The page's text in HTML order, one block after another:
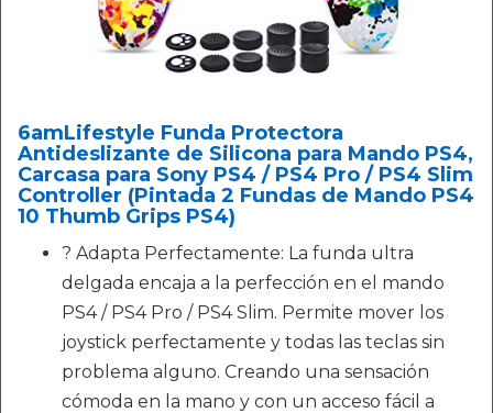
6amLifestyle Funda Protectora
Antideslizante de Silicona para Mando PS4,
Carcasa para Sony PS4 / PS4 Pro / PS4 Slim
Controller (Pintada 2 Fundas de Mando PS4
10 Thumb Grips PS4)
? Adapta Perfectamente: La funda ultra
delgada encaja a la perfección en el mando
PS4 / PS4 Pro / PS4 Slim. Permite mover los
joystick perfectamente y todas las teclas sin
problema alguno. Creando una sensación
cómoda en la mano y con un acceso fácil a